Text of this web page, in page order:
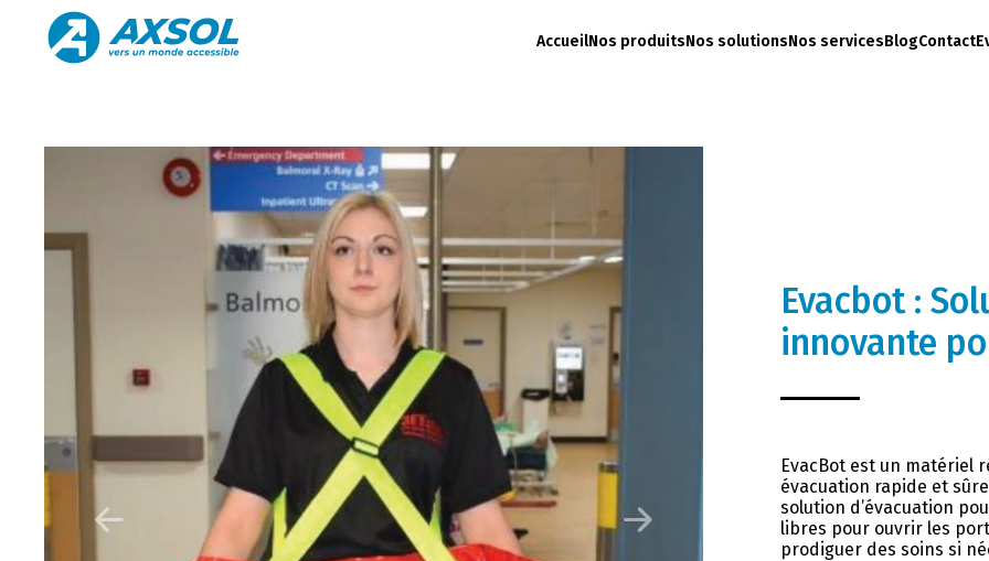
AccueilNos produitsNos solutionsNos servicesBlogContact
Evacbot :
innovante
EvacBot est un matériel
évacuation rapide et
solution d’évacuation
libres pour ouvrir les
prodiguer des soins si